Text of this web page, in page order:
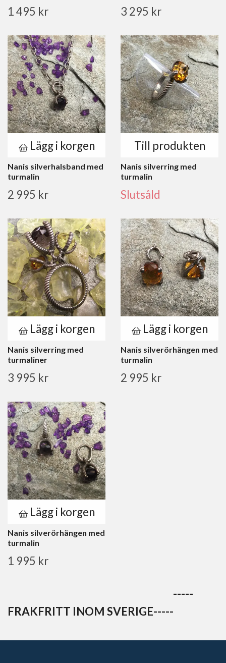
1 495 kr 3 295 kr
Lägg i korgen
Nanis silverhalsband med
turmalin
2 995 kr
Till produkten
Nanis silverring med
turmalin
Slutsåld
Lägg i korgen
Nanis silverring med
turmaliner
3 995 kr
Lägg i korgen
Nanis silverörhängen med
turmalin
2 995 kr
Lägg i korgen
Nanis silverörhängen med
turmalin
1 995 kr
-----
FRAKFRITT INOM SVERIGE-----